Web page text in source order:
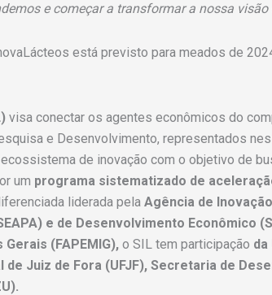
e começar a transformar a nossa
está previsto para meados de
visa conectar os agentes econômicos do
e Desenvolvimento, representados
de inovação com o objetivo de
um programa sistematizado de
liderada pela Agência de
e de Desenvolvimento Econômico
(FAPEMIG), o SIL tem participação da
de Juiz de Fora (UFJF), Secretaria de